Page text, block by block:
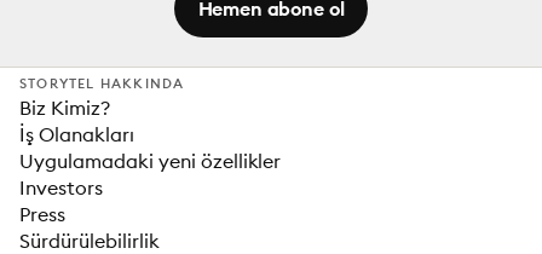
Hemen abone ol
STORYTEL HAKKINDA
Biz Kimiz?
İş Olanakları
Uygulamadaki yeni özellikler
Investors
Press
Sürdürülebilirlik